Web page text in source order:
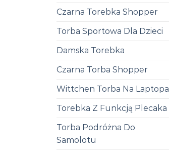
Czarna Torebka Shopper
Torba Sportowa Dla Dzieci
Damska Torebka
Czarna Torba Shopper
Wittchen Torba Na Laptopa
Torebka Z Funkcją Plecaka
Torba Podróżna Do
Samolotu